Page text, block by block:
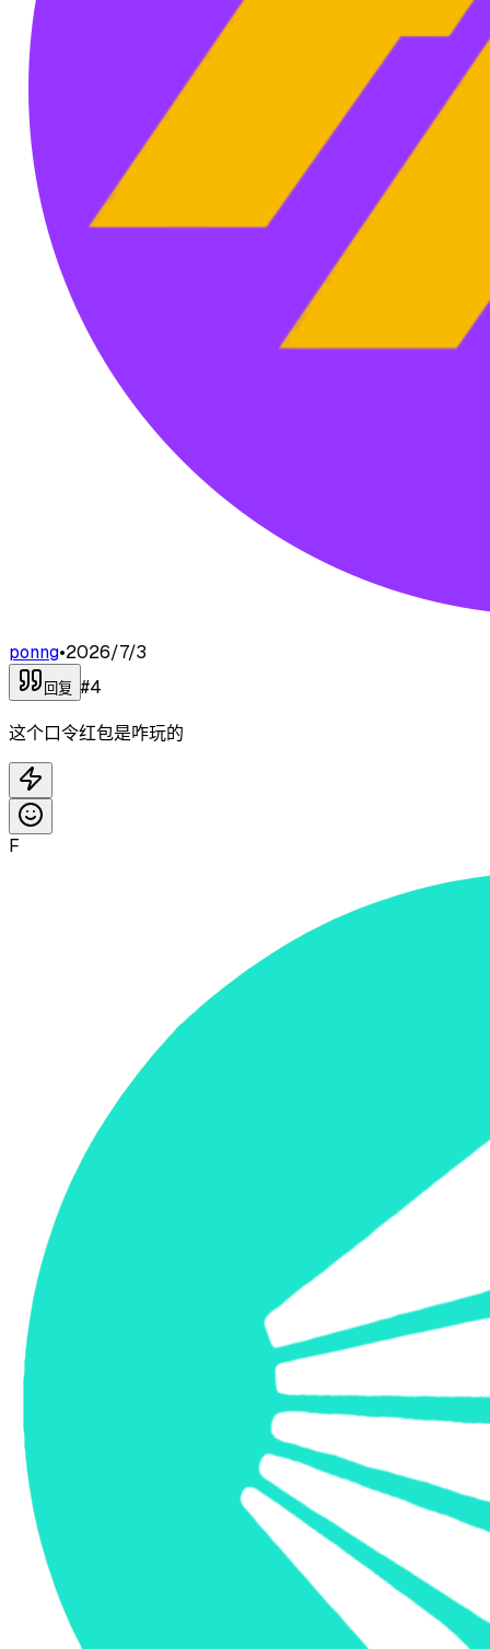
ponng•2026/7/3
回复 #4
这个口令红包是咋玩的
F